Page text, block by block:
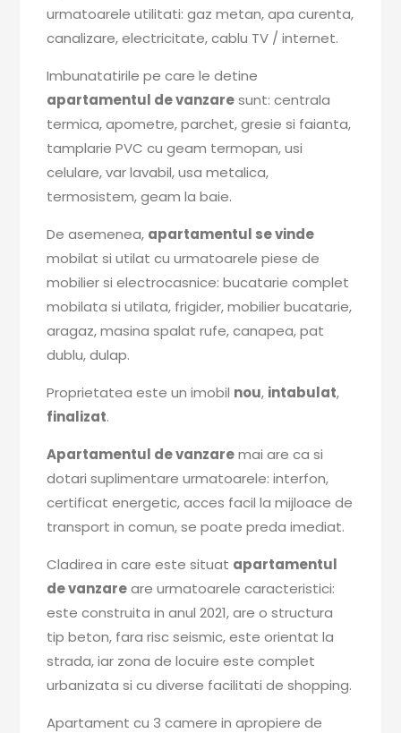
urmatoarele utilitati: gaz metan, apa curenta,
canalizare, electricitate, cablu TV / internet.
Imbunatatirile pe care le detine
apartamentul de vanzaresunt: centrala
termica, apometre, parchet, gresie si faianta,
tamplarie PVC cu geam termopan, usi
celulare, var lavabil, usa metalica,
termosistem, geam la baie.
De asemenea, apartamentul se vinde
mobilat si utilat cu urmatoarele piese de
mobilier si electrocasnice: bucatarie complet
mobilata si utilata, frigider, mobilier bucatarie,
aragaz, masina spalat rufe, canapea, pat
dublu, dulap.
Proprietatea este un imobil nou, intabulat,
finalizat.
Apartamentul de vanzaremai are ca si
dotari suplimentare urmatoarele: interfon,
certificat energetic, acces facil la mijloace de
transport in comun, se poate preda imediat.
Cladirea in care este situat apartamentul
de vanzareare urmatoarele caracteristici:
este construita in anul 2021, are o structura
tip beton, fara risc seismic, este orientat la
strada, iar zona de locuire este complet
urbanizata si cu diverse facilitati de shopping.
Apartament cu 3 camere in apropiere de